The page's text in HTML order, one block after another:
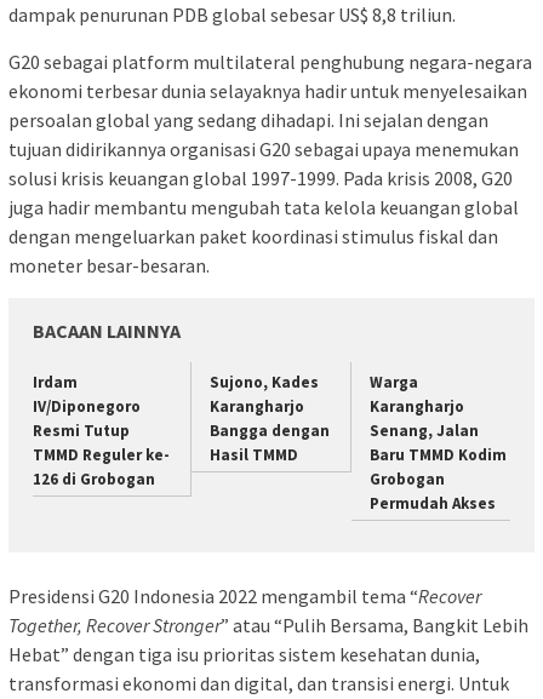
dampak penurunan PDB global sebesar US$ 8,8 triliun.
G20 sebagai platform multilateral penghubung negara-negara
ekonomi terbesar dunia selayaknya hadir untuk menyelesaikan
persoalan global yang sedang dihadapi. Ini sejalan dengan
tujuan didirikannya organisasi G20 sebagai upaya menemukan
solusi krisis keuangan global 1997-1999. Pada krisis 2008, G20
juga hadir membantu mengubah tata kelola keuangan global
dengan mengeluarkan paket koordinasi stimulus fiskal dan
moneter besar-besaran.
BACAAN LAINNYA
Irdam
IV/Diponegoro
Resmi Tutup
TMMD Reguler ke-
126 di Grobogan
Sujono, Kades
Karangharjo
Bangga dengan
Hasil TMMD
Warga
Karangharjo
Senang, Jalan
Baru TMMD Kodim
Grobogan
Permudah Akses
Presidensi G20 Indonesia 2022 mengambil tema “Recover
Together, Recover Stronger” atau “Pulih Bersama, Bangkit Lebih
Hebat” dengan tiga isu prioritas sistem kesehatan dunia,
transformasi ekonomi dan digital, dan transisi energi. Untuk